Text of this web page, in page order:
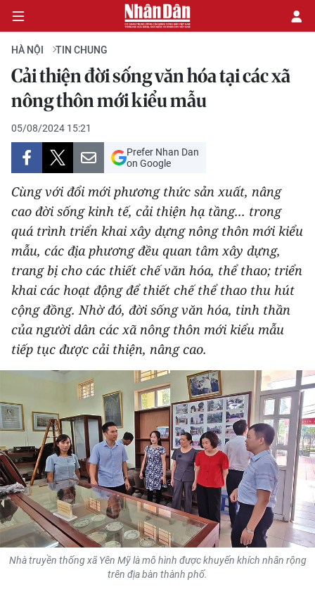
CHÍNH TRỊ
KINH TẾ
VĂN HÓA
XÃ HỘI
PHÁP LUẬT
DU LỊCH
THẾ GIỚI
THỂ THAO
GIÁO DỤC
Y TẾ
KHOA HỌC - CÔNG NGHỆ
MÔI TRƯỜNG
BẠN ĐỌC
KIỂM CHỨNG THÔNG TIN
TRI THỨC CHUYÊN SÂU
HÀ NỘI TIN CHUNG
Cải thiện đời sống văn hóa tại các xã
nông thôn mới kiểu mẫu
05/08/2024 15:21
Prefer Nhan Dan
on Google
Cùng với đổi mới phương thức sản xuất, nâng
cao đời sống kinh tế, cải thiện hạ tầng... trong
quá trình triển khai xây dựng nông thôn mới kiểu
mẫu, các địa phương đều quan tâm xây dựng,
trang bị cho các thiết chế văn hóa, thể thao; triển
khai các hoạt động để thiết chế thể thao thu hút
cộng đồng. Nhờ đó, đời sống văn hóa, tinh thần
của người dân các xã nông thôn mới kiểu mẫu
tiếp tục được cải thiện, nâng cao.
Nhà truyền thống xã Yên Mỹ là mô hình được khuyến khích nhân rộng
trên địa bàn thành phố.